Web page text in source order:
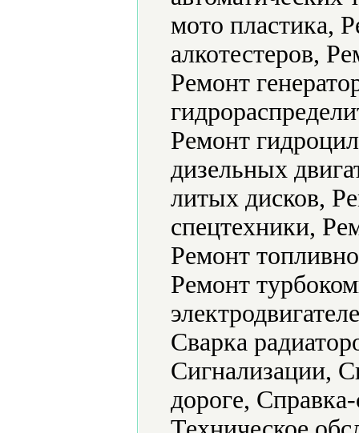
мото пластика,
алкотестеров,
Ремонт
Ремонт
дизельных
литых дисков,
спецтехники,
Ремонт
Ремонт
Сварка
Сигнализации,
дороге,